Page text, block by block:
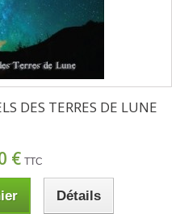
DES TERRES DE LUNE
€ TTC
Détails